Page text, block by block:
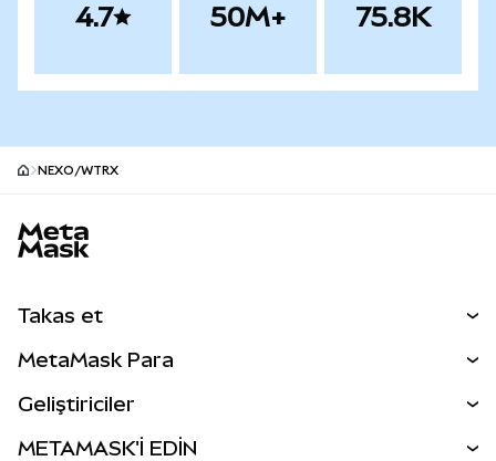
4.7 50M+ 75.8K
NEXO/WTRX
Takas et
Perps
MetaMask Para
Geliştiriciler
METAMASK'İ EDİN